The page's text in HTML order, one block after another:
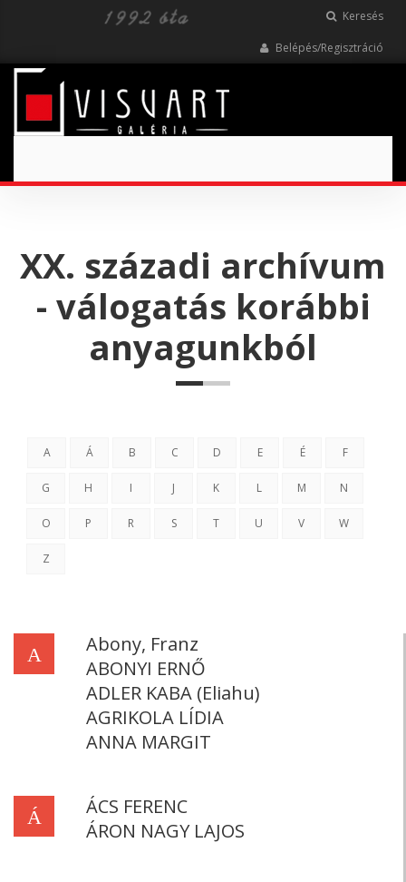
Keresés
Belépés/Regisztráció
XX. századi archívum
- válogatás korábbi
anyagunkból
A Á B C D E É F
G H I J K L M N
O P R S T U V W
Z
A
Abony, Franz
ABONYI ERNŐ
ADLER KABA (Eliahu)
AGRIKOLA LÍDIA
ANNA MARGIT
Á
ÁCS FERENC
ÁRON NAGY LAJOS